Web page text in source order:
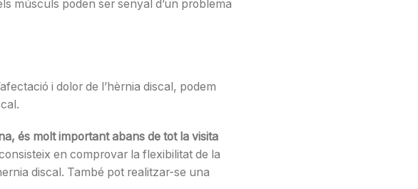
músculs poden ser senyal d’un problema
i dolor de l’hèrnia discal, podem
és molt important abans de tot la visita
en comprovar la flexibilitat de la
discal. També pot realitzar-se una